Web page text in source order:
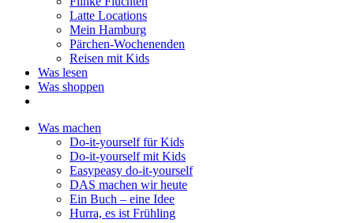
Latte Locations
Mein Hamburg
Pärchen-Wochenenden
Reisen mit Kids
Was lesen
Was shoppen
Was machen
Do-it-yourself für Kids
Do-it-yourself mit Kids
Easypeasy do-it-yourself
DAS machen wir heute
Ein Buch – eine Idee
Hurra, es ist Frühling